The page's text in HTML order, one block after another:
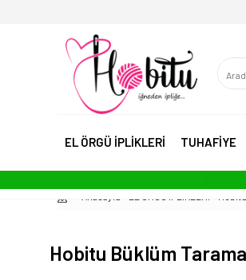
EL ÖRGÜ İPLİKLERİ TUHAFİYE
Hobitu Büklüm